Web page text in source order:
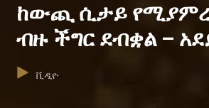
ከውጪ ሲታይ
ብዙ ችግር ደብቋል –
ቪዲዮ